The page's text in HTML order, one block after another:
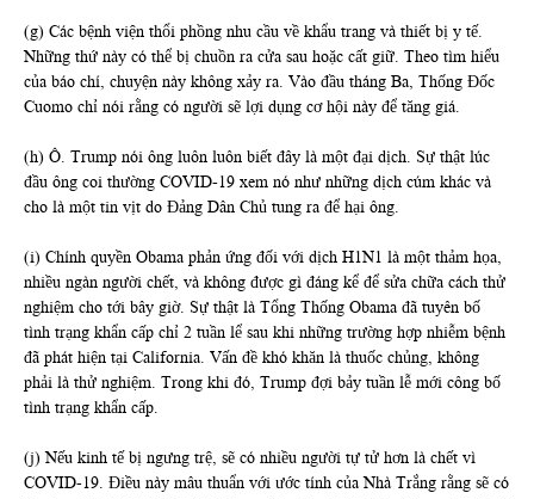
(g) Các bệnh viện thổi phồng nhu cầu về khẩu trang và thiết bị y tế.
Những thứ này có thể bị chuồn ra cửa sau hoặc cất giữ. Theo tìm hiểu
của báo chí, chuyện này không xảy ra. Vào đầu tháng Ba, Thống Đốc
Cuomo chỉ nói rằng có người sẽ lợi dụng cơ hội này để tăng giá.
(h) Ô. Trump nói ông luôn luôn biết đây là một đại dịch. Sự thật lúc
đầu ông coi thường COVID-19 xem nó như những dịch cúm khác và
cho là một tin vịt do Đảng Dân Chủ tung ra để hại ông.
(i) Chính quyền Obama phản ứng đối với dịch H1N1 là một thảm họa,
nhiều ngàn người chết, và không được gì đáng kể để sửa chữa cách thử
nghiệm cho tới bây giờ. Sự thật là Tổng Thống Obama đã tuyên bố
tình trạng khẩn cấp chỉ 2 tuần lể sau khi những trường hợp nhiễm bệnh
đã phát hiện tại California. Vấn đề khó khăn là thuốc chủng, không
phải là thử nghiệm. Trong khi đó, Trump đợi bảy tuần lễ mới công bố
tình trạng khẩn cấp.
(j) Nếu kinh tế bị ngưng trệ, sẽ có nhiều người tự tử hơn là chết vì
COVID-19. Điều này mâu thuẩn với ước tính của Nhà Trắng rằng sẽ có